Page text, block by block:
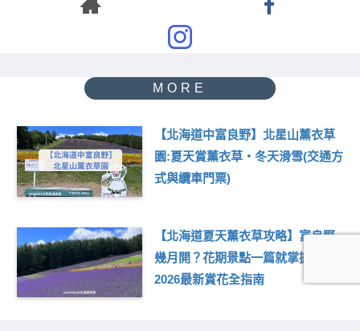
【北海道中富良野】北星山薰衣草
園:夏天賞薰衣草・冬天滑雪(交通方
式與纜車門票)
【北海道夏天薰衣草攻略】富良野
幾月開？花期景點一篇就掌握｜
2026最新賞花全指南